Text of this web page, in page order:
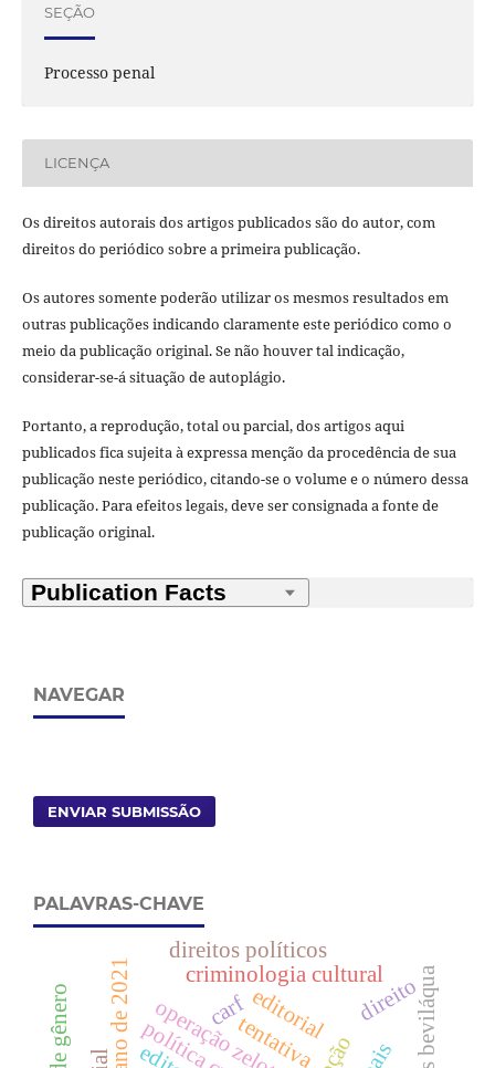
SEÇÃO
Processo penal
LICENÇA
Os direitos autorais dos artigos publicados são do autor, com
direitos do periódico sobre a primeira publicação.
Os autores somente poderão utilizar os mesmos resultados em
outras publicações indicando claramente este periódico como o
meio da publicação original. Se não houver tal indicação,
considerar-se-á situação de autoplágio.
Portanto, a reprodução, total ou parcial, dos artigos aqui
publicados fica sujeita à expressa menção da procedência de sua
publicação neste periódico, citando-se o volume e o número dessa
publicação. Para efeitos legais, deve ser consignada a fonte de
publicação original.
NAVEGAR
ENVIAR SUBMISSÃO
PALAVRAS-CHAVE
editorial
criminologia cultural
operação zelotes
carf
direitos políticos
direito
tentativa